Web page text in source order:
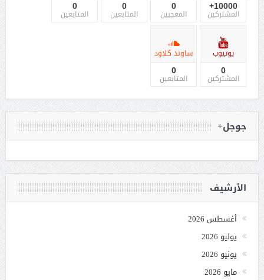
10000+
المشتركين
0
المعجبين
0
المتابعين
0
المتابعين
يوتيوب
0
المشتركين
ساوند كلاود
0
المتابعين
جوجل+
الأرشيف
أغسطس 2026
يوليو 2026
يونيو 2026
مايو 2026